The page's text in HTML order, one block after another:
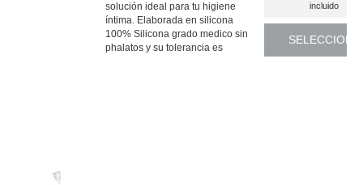
solución ideal para tu higiene
íntima. Elaborada en silicona
100% Silicona grado medico sin
phalatos y su tolerancia es
incluido